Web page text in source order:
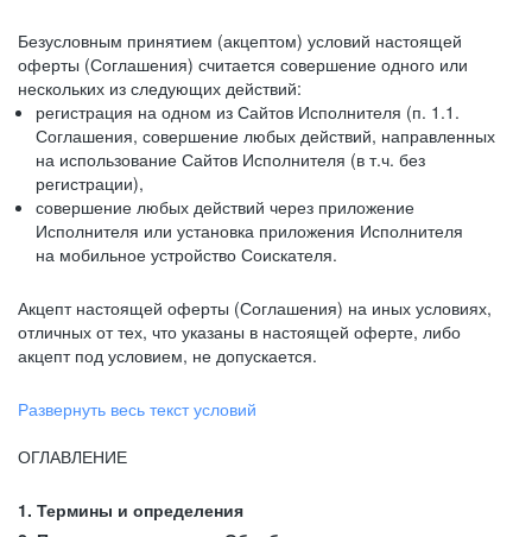
Безусловным принятием (акцептом) условий настоящей
оферты (Соглашения) считается совершение одного или
нескольких из следующих действий:
регистрация на одном из Сайтов Исполнителя (п. 1.1.
Соглашения, совершение любых действий, направленных
на использование Сайтов Исполнителя (в т.ч. без
регистрации),
совершение любых действий через приложение
Исполнителя или установка приложения Исполнителя
на мобильное устройство Соискателя.
Акцепт настоящей оферты (Соглашения) на иных условиях,
отличных от тех, что указаны в настоящей оферте, либо
акцепт под условием, не допускается.
Развернуть весь текст условий
ОГЛАВЛЕНИЕ
1. Термины и определения